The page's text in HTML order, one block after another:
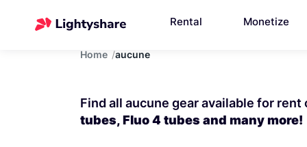
Rental Monetize
Home aucune
Find all aucune gear available for rent
tubes, Fluo 4 tubes and many more!